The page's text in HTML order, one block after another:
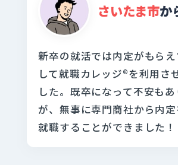
さいたま市か
新卒の就活では内定がもら
して就職カレッジ®を利用さ
した。既卒になって不安も
が、無事に専門商社から内定
就職することができました！